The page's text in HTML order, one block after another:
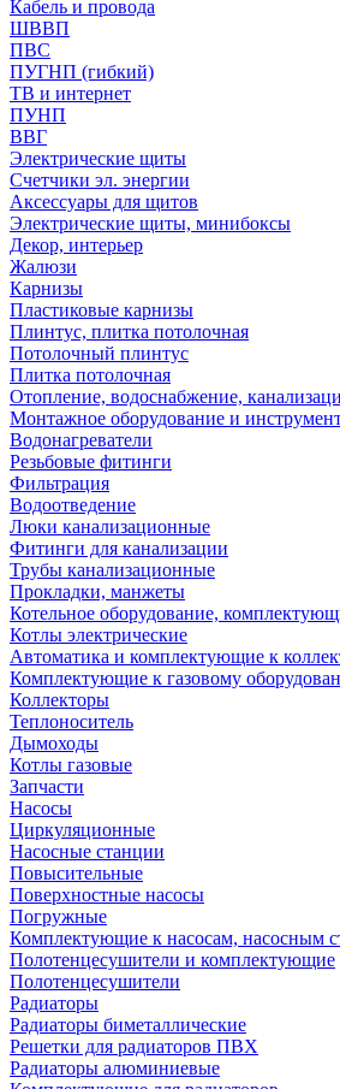
Кабель и провода
ШВВП
ПВС
ПУГНП (гибкий)
ТВ и интернет
ПУНП
ВВГ
Электрические щиты
Счетчики эл. энергии
Аксессуары для щитов
Электрические щиты, минибоксы
Декор, интерьер
Жалюзи
Карнизы
Пластиковые карнизы
Плинтус, плитка потолочная
Потолочный плинтус
Плитка потолочная
Отопление, водоснабжение,
Монтажное оборудование и
Водонагреватели
Резьбовые фитинги
Фильтрация
Водоотведение
Люки канализационные
Фитинги для канализации
Трубы канализационные
Прокладки, манжеты
Котельное оборудование,
Котлы электрические
Автоматика и комплектующие к
Комплектующие к газовому
Коллекторы
Теплоноситель
Дымоходы
Котлы газовые
Запчасти
Насосы
Циркуляционные
Насосные станции
Повысительные
Поверхностные насосы
Погружные
Комплектующие к насосам, насосным
Полотенцесушители и комплектующие
Полотенцесушители
Радиаторы
Радиаторы биметаллические
Решетки для радиаторов ПВХ
Радиаторы алюминиевые